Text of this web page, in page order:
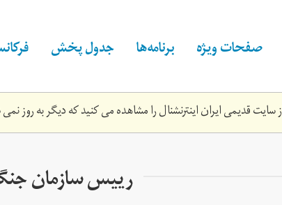
صفحات ویژه برنامه‌ها جدول پخش
قدیمی ایران اینترنشنال را مشاهده می کنید که دیگر به روز
رییس سازمان